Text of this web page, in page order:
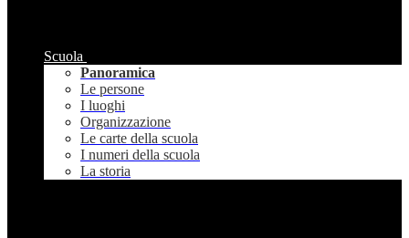
Scuola
Panoramica
Le persone
I luoghi
Organizzazione
Le carte della scuola
I numeri della scuola
La storia